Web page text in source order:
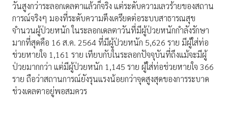
วันสูงกว่าระลอกเดลตาแล้วก็จริง แต่ระดับความเลวร้ายของสถาน
การณ์จริงๆ มองที่ระดับความตึงเครียดต่อระบบสาธารณสุข
จำนวนผู้ป่วยหนัก ในระลอกเดลตาวันที่มีผู้ป่วยหนักกำลังรักษา
มากที่สุดคือ 16 ส.ค. 2564 ที่มีผู้ป่วยหนัก 5,626 ราย มีผู้ใส่ท่อ
ช่วยหายใจ 1,161 ราย เทียบกับในระลอกปัจจุบันที่ถึงแม้จะมีผู้
ป่วยมากกว่า แต่มีผู้ป่วยหนัก 1,145 ราย ผู้ใส่ท่อช่วยหายใจ 366
ราย ถือว่าสถานการณ์ยังรุนแรงน้อยกว่าจุดสูงสุดของการระบาด
ช่วงเดลตาอยู่พอสมควร